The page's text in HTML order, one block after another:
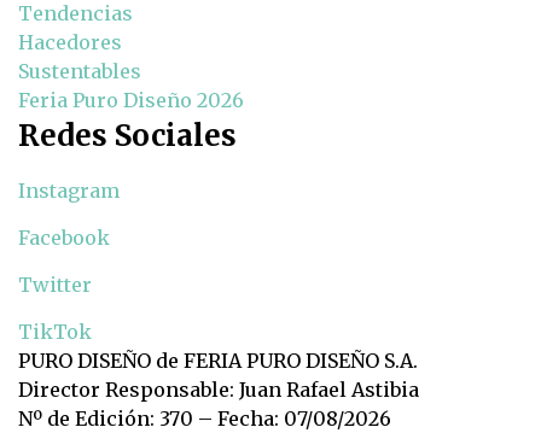
Tendencias
Hacedores
Sustentables
Feria Puro Diseño 2026
Redes Sociales
Instagram
Facebook
Twitter
TikTok
PURO DISEÑO de FERIA PURO DISEÑO S.A.
Director Responsable: Juan Rafael Astibia
Nº de Edición: 370 – Fecha: 07/08/2026